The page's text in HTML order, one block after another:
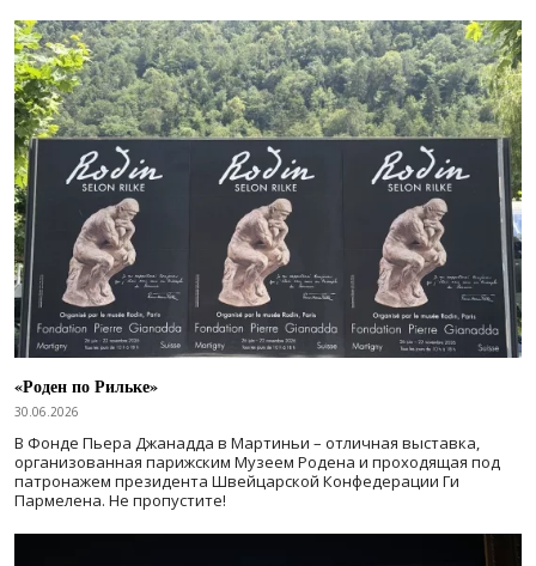
«Роден по Рильке»
30.06.2026
В Фонде Пьера Джанадда в Мартиньи – отличная выставка,
организованная парижским Музеем Родена и проходящая под
патронажем президента Швейцарской Конфедерации Ги
Пармелена. Не пропустите!